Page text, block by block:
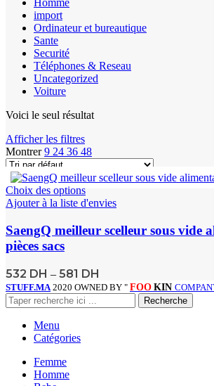
Homme
import
Ordinateur et bureautique
Sante
Securité
Téléphones & Reseau
Uncategorized
Voiture
Voici le seul résultat
Afficher les filtres
Montrer9 24 36 48
Choix des options
Ajouter à la liste d'envies
SaengQ meilleur scelleur sous vide
pièces sacs
532 DH – 581 DH
STUFF.MA 2020 OWNED BY " FOO KIN
Recherche
Menu
Catégories
Femme
Homme